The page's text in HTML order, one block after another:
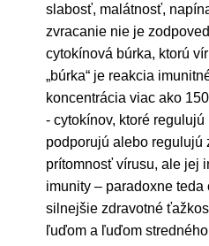
slabosť, malátnosť,
zvracanie nie je
cytokínová búrka, ktorú
„búrka“ je reakcia
koncentrácia viac ako
- cytokínov, ktoré
podporujú alebo regulujú
prítomnosť vírusu, ale jej
imunity – paradoxne
silnejšie zdravotné
ľuďom a ľuďom